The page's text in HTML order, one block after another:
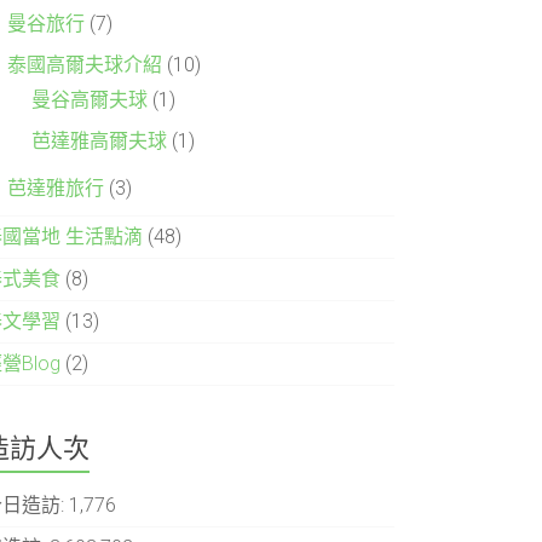
曼谷旅行 (7)
泰國高爾夫球介紹 (10)
曼谷高爾夫球 (1)
芭達雅高爾夫球 (1)
芭達雅旅行 (3)
當地 生活點滴 (48)
美食 (8)
學習 (13)
Blog (2)
訪人次
造訪: 1,776